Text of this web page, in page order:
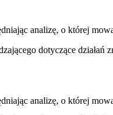
analizę, o której
dotyczące działań
analizę, o której